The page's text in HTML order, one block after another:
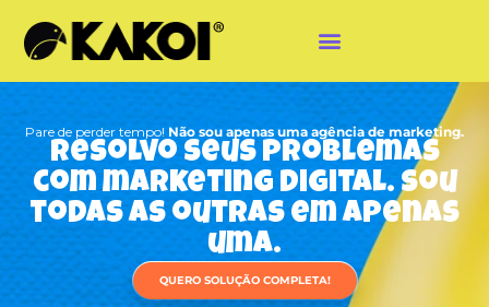
Pare de perder tempo! Não sou apenas uma agência de marketing.
Resolvo seus problemas
com marketing digital. Sou
todas as outras em apenas
uma.
QUERO SOLUÇÃO COMPLETA!